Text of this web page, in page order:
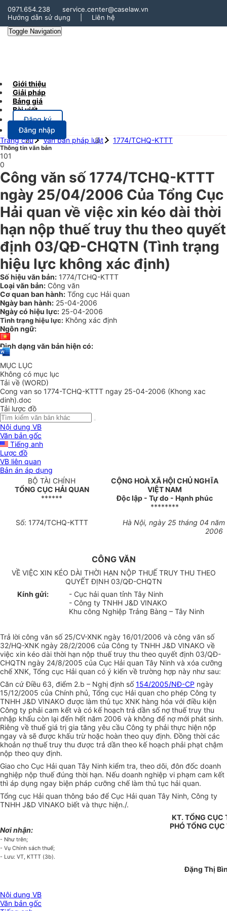
0971.654.238
service.center@caselaw.vn
Hướng dẫn sử dụng
Liên hệ
Toggle Navigation
Giới thiệu
Giải pháp
Bảng giá
Bài viết
Đăng ký
Đăng nhập
Trang chủ
Văn bản pháp luật 1774/TCHQ-KTTT
Thông tin văn bản
101
0
Công văn số 1774/TCHQ-KTTT
ngày 25/04/2006 Của Tổng Cục
Hải quan về việc xin kéo dài thời
hạn nộp thuế truy thu theo quyết
định 03/QĐ-CHQTN (Tình trạng
hiệu lực không xác định)
Số hiệu văn bản: 1774/TCHQ-KTTT
Loại văn bản: Công văn
Cơ quan ban hành: Tổng cục Hải quan
Ngày ban hành: 25-04-2006
Ngày có hiệu lực: 25-04-2006
Tình trạng hiệu lực: Không xác định
Ngôn ngữ:
Định dạng văn bản hiện có:
MỤC LỤC
Không có mục lục
Tải về (WORD)
Cong van so 1774-TCHQ-KTTT ngay 25-04-2006 (Khong xac
dinh).doc
Tải lược đồ
Nội dung VB
Văn bản gốc
Tiếng anh
Lược đồ
VB liên quan
Bản án áp dụng
BỘ TÀI CHÍNH
TỔNG CỤC HẢI QUAN
******
CỘNG HOÀ XÃ HỘI CHỦ NGHĨA
VIỆT NAM
Độc lập - Tự do - Hạnh phúc
********
Số: 1774/TCHQ-KTTT
Hà Nội, ngày 25 tháng 04 năm
2006
CÔNG VĂN
VỀ VIỆC XIN KÉO DÀI THỜI HẠN NỘP THUẾ TRUY THU THEO
QUYẾT ĐỊNH 03/QĐ-CHQTN
Kính gửi:
- Cục hải quan tỉnh Tây Ninh
- Công ty TNHH J&D VINAKO
Khu công Nghiệp Trảng Bàng – Tây Ninh
Trả lời công văn số 25/CV-XNK ngày 16/01/2006 và công văn số
32/HQ-XNK ngày 28/2/2006 của Công ty TNHH J&D VINAKO về
việc xin kéo dài thời hạn nộp thuế truy thu theo quyết định 03/QĐ-
CHQTN ngày 24/8/2005 của Cục Hải quan Tây Ninh và xóa cưỡng
chế XNK, Tổng cục Hải quan có ý kiến về trường hợp này như sau:
Căn cứ Điều 63, điểm 2.b – Nghị định số154/2005/NĐ-CP ngày
15/12/2005 của Chính phủ, Tổng cục Hải quan cho phép Công ty
TNHH J&D VINAKO được làm thủ tục XNK hàng hóa với điều kiện
Công ty phải cam kết và có kế hoạch trả dần số nợ thuế truy thu
nhập khẩu còn lại đến hết năm 2006 và không để nợ mới phát sinh.
Riêng về thuế giá trị gia tăng yêu cầu Công ty phải thực hiện nộp
ngay và sẽ được khấu trừ hoặc hoàn theo quy định. Đồng thời các
khoản nợ thuế truy thu được trả dần theo kế hoạch phải phạt chậm
nộp theo quy định.
Giao cho Cục Hải quan Tây Ninh kiểm tra, theo dõi, đôn đốc doanh
nghiệp nộp thuế đúng thời hạn. Nếu doanh nghiệp vi phạm cam kết
thì áp dụng ngay biện pháp cưỡng chế làm thủ tục hải quan.
Tổng cục Hải quan thông báo để Cục Hải quan Tây Ninh, Công ty
TNHH J&D VINAKO biết và thực hiện./.
Nơi nhận:
- Như trên;
- Vụ Chính sách thuế;
- Lưu: VT, KTTT (3b).
KT. TỔNG CỤC
PHÓ TỔNG
Đặng Thị
Nội dung VB
Văn bản gốc